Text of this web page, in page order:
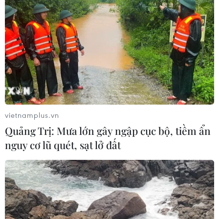
khiến Bitcoin, Ethereum đồng loạt giảm sâu
Bitcoin vượt mốc 80.000 USD, chạm mức
cao nhất trong ba tháng
04/05/2026 05:00
vietnamplus.vn
Quảng Trị: Mưa lớn gây ngập cục bộ, tiềm ẩn
nguy cơ lũ quét, sạt lở đất